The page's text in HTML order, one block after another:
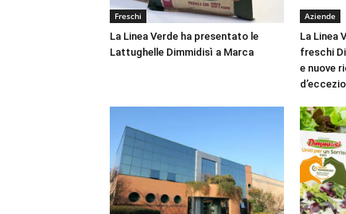
Freschi
La Linea Verde ha presentato le
Lattughelle Dimmidisì a Marca
Aziende
La Linea
freschi
e nuove